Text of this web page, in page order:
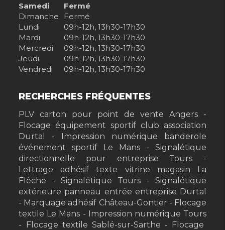
Samedi
Fermé
Dimanche
Fermé
Lundi
09h-12h, 13h30-17h30
Mardi
09h-12h, 13h30-17h30
Mercredi
09h-12h, 13h30-17h30
Jeudi
09h-12h, 13h30-17h30
Vendredi
09h-12h, 13h30-17h30
RECHERCHES FRÉQUENTES
PLV carton pour point de vente Angers
Flocage équipement sportif club association
Durtal
Impression numérique banderole
événement sportif Le Mans
Signalétique
directionnelle pour entreprise Tours
Lettrage adhésif texte vitrine magasin La
Flèche
Signalétique Tours
Signalétique
extérieure panneau entrée entreprise Durtal
Marquage adhésif Château-Gontier
Flocage
textile Le Mans
Impression numérique Tours
Flocage textile Sablé-sur-Sarthe
Flocage